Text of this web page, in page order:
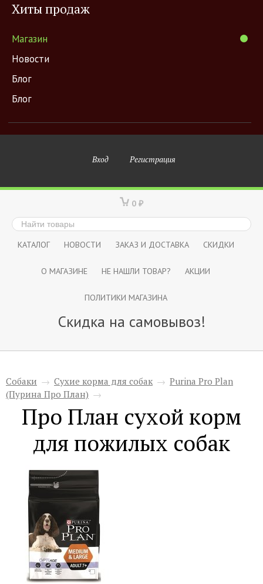
Хиты продаж
Магазин
Новости
Блог
Блог
Вход Регистрация
0 ₽
КАТАЛОГ НОВОСТИ ЗАКАЗ И ДОСТАВКА СКИДКИ
О МАГАЗИНЕ НЕ НАШЛИ ТОВАР? АКЦИИ
ПОЛИТИКИ МАГАЗИНА
Скидка на самовывоз!
Собаки → Сухие корма для собак → Purina Pro Plan
(Пурина Про План) →
Про План сухой корм
для пожилых собак